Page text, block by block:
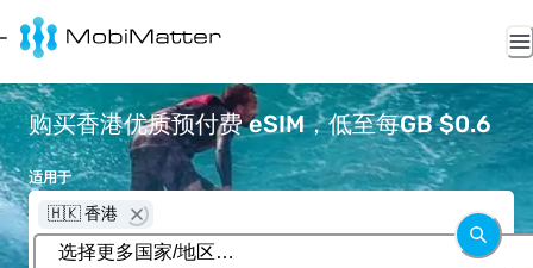
购买香港优质预付费 eSIM，低至每GB $0.6
适用于
🇭🇰 香港